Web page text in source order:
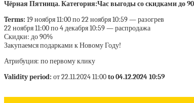
Чёрная Пятница. Категория:Час выгоды со скидками до
Terms: 19 ноября 11:00 по 22 ноября 10:59 — разогрев
22 ноября 11:00 по 4 декабря 10:59 — распродажа
Скидки: до 90%
Закупаемся подарками к Новому Году!
Атрибуция: по первому клику
Validity period: от 22.11.2024 11:00to 04.12.2024 10:59